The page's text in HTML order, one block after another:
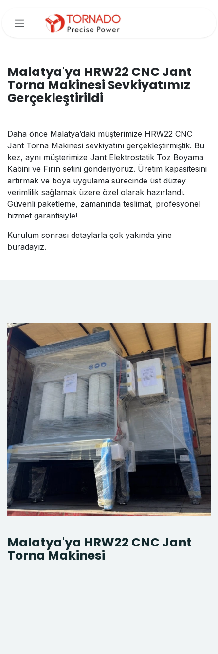
Malatya'ya HRW22 CNC Jant
Torna Makinesi Sevkiyatımız
Gerçekleştirildi
Daha önce Malatya’daki müşterimize HRW22 CNC
Jant Torna Makinesi sevkiyatını gerçekleştirmiştik. Bu
kez, aynı müşterimize Jant Elektrostatik Toz Boyama
Kabini ve Fırın setini gönderiyoruz. Üretim kapasitesini
artırmak ve boya uygulama sürecinde üst düzey
verimlilik sağlamak üzere özel olarak hazırlandı.
Güvenli paketleme, zamanında teslimat, profesyonel
hizmet garantisiyle!
Kurulum sonrası detaylarla çok yakında yine
buradayız.
Malatya'ya HRW22 CNC Jant
Torna Makinesi